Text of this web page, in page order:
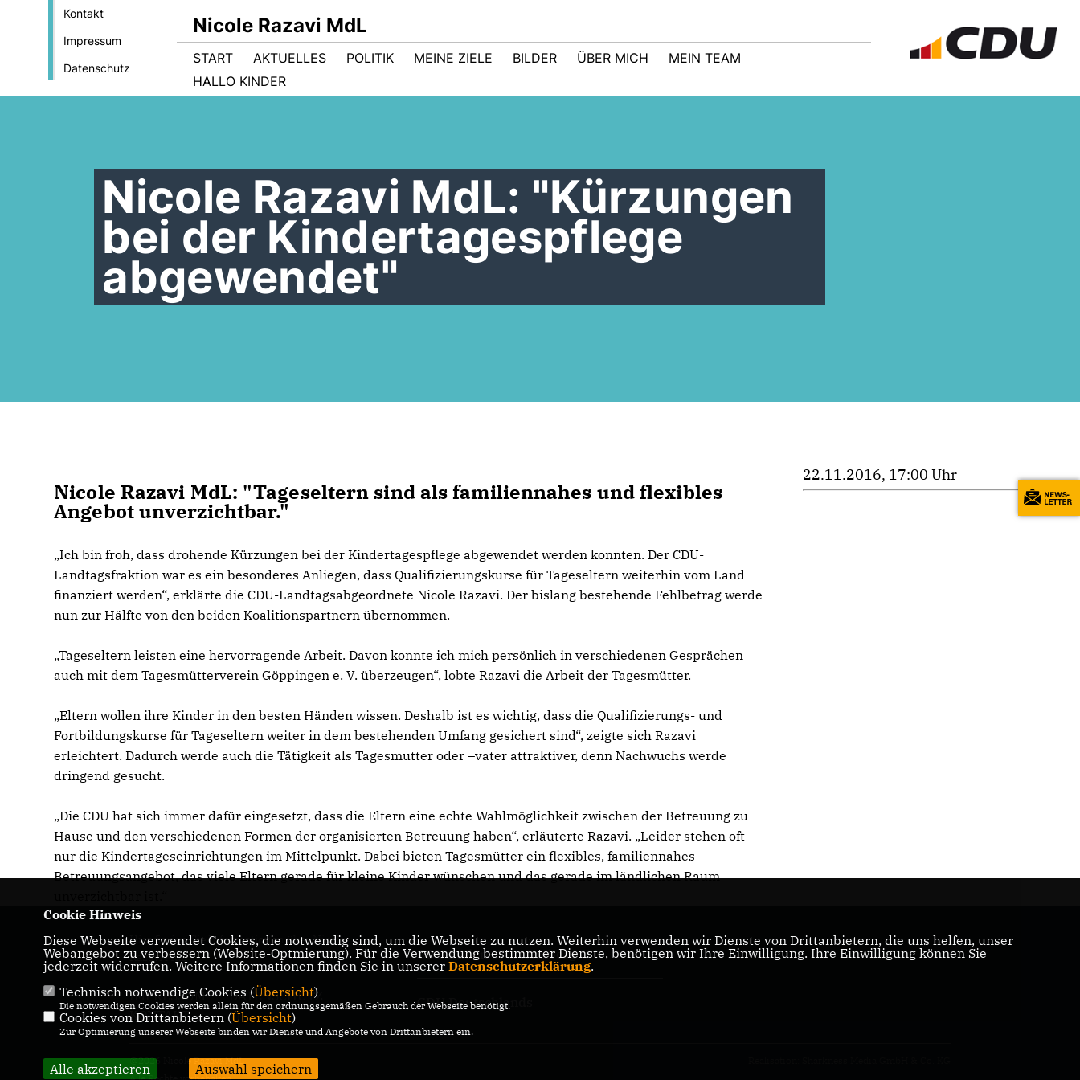
Kontakt
Impressum
Datenschutz
Nicole Razavi MdL
START AKTUELLES POLITIK MEINE ZIELE BILDER ÜBER MICH
MEIN TEAM
HALLO KINDER
Nicole Razavi MdL: "Kürzungen
bei der Kindertagespflege
abgewendet"
Nicole Razavi MdL: "Tageseltern sind als familiennahes und flexibles
Angebot unverzichtbar."
Ich bin froh, dass drohende Kürzungen bei der Kindertagespflege abgewendet werden konnten. Der CDU-
Landtagsfraktion war es ein besonderes Anliegen, dass Qualifizierungskurse für Tageseltern weiterhin vom Land
finanziert werden“, erklärte die CDU-Landtagsabgeordnete Nicole Razavi. Der bislang bestehende Fehlbetrag werde
nun zur Hälfte von den beiden Koalitionspartnern übernommen.
Tageseltern leisten eine hervorragende Arbeit. Davon konnte ich mich persönlich in verschiedenen Gesprächen
auch mit dem Tagesmütterverein Göppingen e. V. überzeugen“, lobte Razavi die Arbeit der Tagesmütter.
Eltern wollen ihre Kinder in den besten Händen wissen. Deshalb ist es wichtig, dass die Qualifizierungs- und
Fortbildungskurse für Tageseltern weiter in dem bestehenden Umfang gesichert sind“, zeigte sich Razavi
erleichtert. Dadurch werde auch die Tätigkeit als Tagesmutter oder –vater attraktiver, denn Nachwuchs werde
dringend gesucht.
Die CDU hat sich immer dafür eingesetzt, dass die Eltern eine echte Wahlmöglichkeit zwischen der Betreuung zu
Hause und den verschiedenen Formen der organisierten Betreuung haben“, erläuterte Razavi. „Leider stehen oft
nur die Kindertageseinrichtungen im Mittelpunkt. Dabei bieten Tagesmütter ein flexibles, familiennahes
Betreuungsangebot, das viele Eltern gerade für kleine Kinder wünschen und das gerade im ländlichen Raum
22.11.2016, 17:00 Uhr
Hier finden Sie Informationen über Nicole
Razavi MdL
IMPRESSUM
DATENSCHUTZ
KONTAKT
CDU Baden-Württemberg
CDU Deutschlands
@2026 Nicole Razavi MdL
Cookie Hinweis
Diese Webseite verwendet Cookies, die notwendig sind, um die Webseite zu nutzen. Weiterhin verwenden wir Dienste von Drittanbietern, die uns helfen, unser
Webangebot zu verbessern (Website-Optmierung). Für die Verwendung bestimmter Dienste, benötigen wir Ihre Einwilligung. Ihre Einwilligung können Sie
jederzeit widerrufen. Weitere Informationen finden Sie in unserer Datenschutzerklärung.
Technisch notwendige Cookies (Übersicht)
Die notwendigen Cookies werden allein für den ordnungsgemäßen Gebrauch der Webseite benötigt.
Cookies von Drittanbietern (Übersicht)
Zur Optimierung unserer Webseite binden wir Dienste und Angebote von Drittanbietern ein.
Alle akzeptieren Auswahl speichern